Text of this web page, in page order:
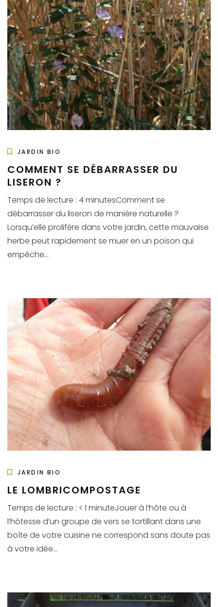
JARDIN BIO
COMMENT SE DÉBARRASSER DU
LISERON ?
Temps de lecture : 4 minutesComment se
débarrasser du liseron de manière naturelle ?
Lorsqu’elle prolifère dans votre jardin, cette mauvaise
herbe peut rapidement se muer en un poison qui
empêche...
JARDIN BIO
LE LOMBRICOMPOSTAGE
Temps de lecture : < 1 minuteJouer à l’hôte ou à
l’hôtesse d’un groupe de vers se tortillant dans une
boîte de votre cuisine ne correspond sans doute pas
à votre idée...